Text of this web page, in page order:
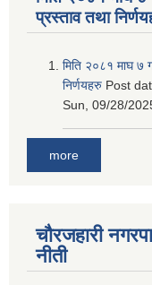
प्रस्ताव तथा
मिति २०८१ माघ ७
निर्णयहरु Post
Sun, 09/28/
more
चौरजहारी
नीती